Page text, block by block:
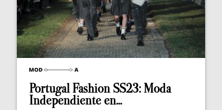
Portugal Fashion SS23: Moda
Independiente en...